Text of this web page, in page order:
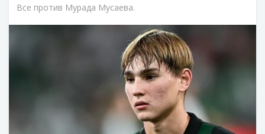
Все против Мурада Мусаева.